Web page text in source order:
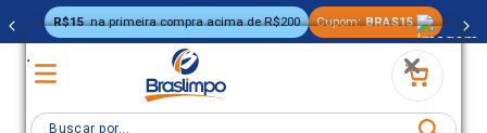
.
R$15 na primeira compra acima de R$200 Cupom: BRAS15
Buscar por...